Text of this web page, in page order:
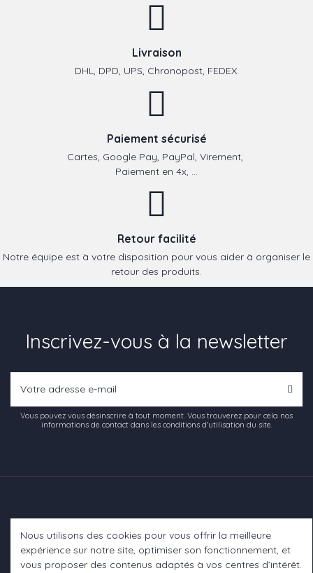
Livraison
DHL, DPD, UPS, Chronopost, FEDEX.
Paiement sécurisé
Cartes, Google Pay, PayPal, Virement,
Paiement en 4x, ...
Retour facilité
Notre équipe est à votre disposition pour vous aider à organiser le
retour des produits.
Inscrivez-vous à la newsletter
Vous pouvez vous désinscrire à tout moment. Vous trouverez pour cela nos
informations de contact dans les conditions d'utilisation du site.
Informations
Nous utilisons des cookies pour vous offrir la meilleure
expérience sur notre site, optimiser son fonctionnement, et
vous proposer des contenus adaptés à vos centres d’intérêt.